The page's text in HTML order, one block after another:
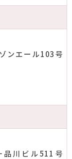
ンエール103号
川ビル511号